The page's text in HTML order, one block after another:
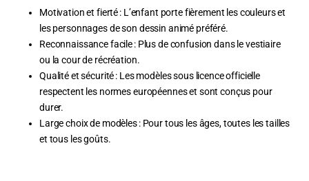
Motivation et fierté : L’enfant porte fièrement les couleurs et
les personnages de son dessin animé préféré.
Reconnaissance facile : Plus de confusion dans le vestiaire
ou la cour de récréation.
Qualité et sécurité : Les modèles sous licence officielle
respectent les normes européennes et sont conçus pour
durer.
Large choix de modèles : Pour tous les âges, toutes les tailles
et tous les goûts.